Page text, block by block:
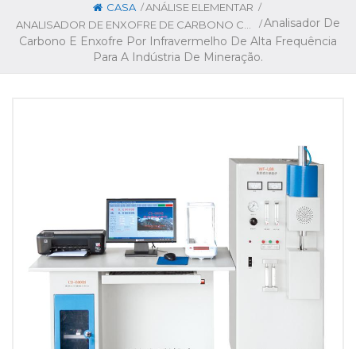
CASA /ANÁLISE ELEMENTAR /
/Analisador De
Carbono E Enxofre Por Infravermelho De Alta Frequência
Para A Indústria De Mineração.